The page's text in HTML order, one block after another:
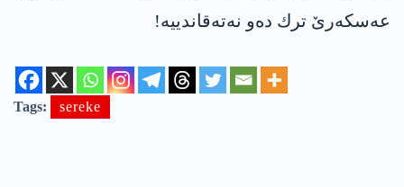
عه‌سكه‌رێ ترك ده‌و نه‌ته‌قاندییه‌!
Tags: sereke